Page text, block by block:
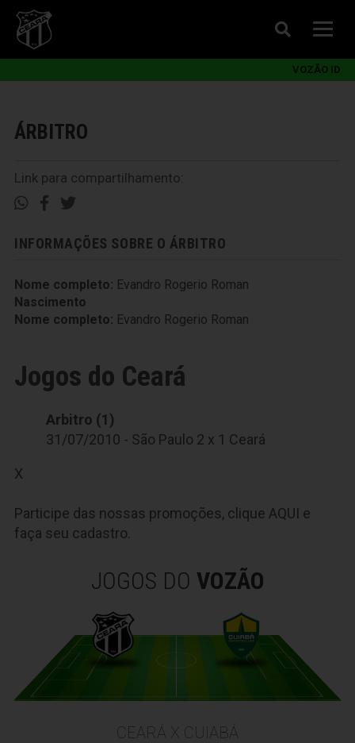
VOZÃO ID
ÁRBITRO
Link para compartilhamento:
INFORMAÇÕES SOBRE O ÁRBITRO
Nome completo: Evandro Rogerio Roman
Nascimento
Nome completo: Evandro Rogerio Roman
Jogos do Ceará
Arbitro (1)
31/07/2010 - São Paulo 2 x 1 Ceará
X
Participe das nossas promoções, clique AQUI e
faça seu cadastro.
JOGOS DO VOZÃO
CEARÁ X CUIABÁ